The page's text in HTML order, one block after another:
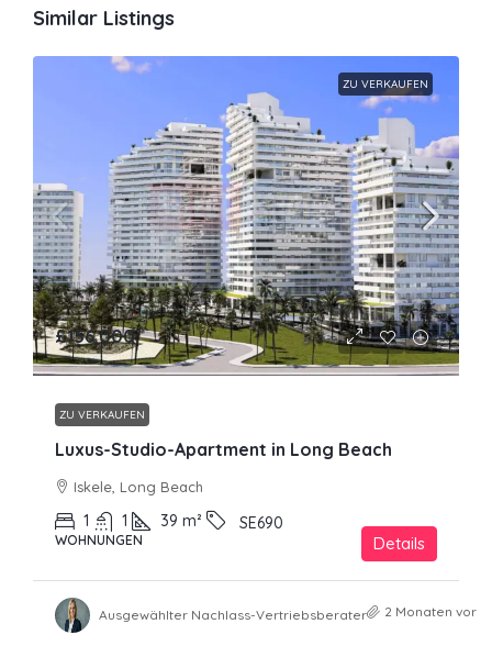
Similar Listings
ZU VERKAUFEN
£156,000
ZU VERKAUFEN
Luxus-Studio-Apartment in Long Beach
Iskele, Long Beach
1 1 39 m² SE690
WOHNUNGEN Details
Ausgewählter Nachlass-Vertriebsberater 2 Monaten vor